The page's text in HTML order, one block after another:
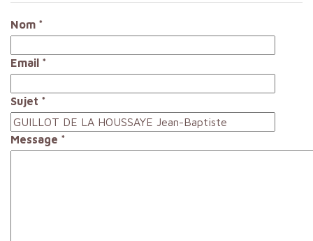
Nom *
Email *
Sujet *
Message *